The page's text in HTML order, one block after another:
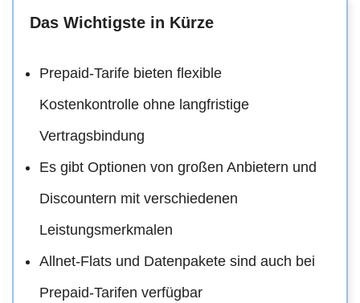
Das Wichtigste in Kürze
Prepaid-Tarife bieten flexible
Kostenkontrolle ohne langfristige
Vertragsbindung
Es gibt Optionen von großen Anbietern und
Discountern mit verschiedenen
Leistungsmerkmalen
Allnet-Flats und Datenpakete sind auch bei
Prepaid-Tarifen verfügbar